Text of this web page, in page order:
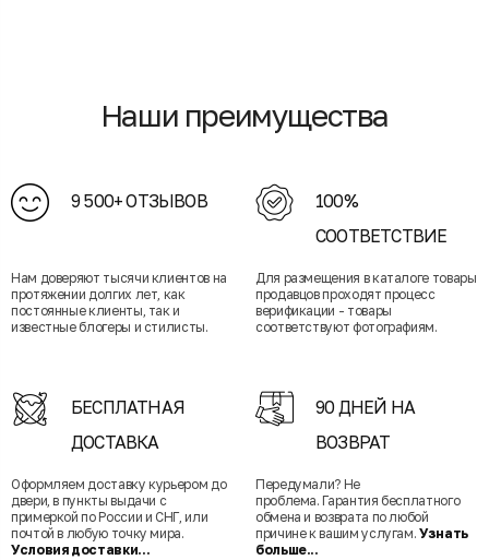
Наши преимущества
9 500+ ОТЗЫВОВ
Нам доверяют тысячи клиентов на
протяжении долгих лет, как
постоянные клиенты, так и
известные блогеры и стилисты.
100%
СООТВЕТСТВИЕ
Для размещения в каталоге товары
продавцов проходят процесс
верификации - товары
соответствуют фотографиям.
БЕСПЛАТНАЯ
ДОСТАВКА
Оформляем доставку курьером до
двери, в пункты выдачи с
примеркой по России и СНГ, или
почтой в любую точку мира.
Условия доставки...
90 ДНЕЙ НА
ВОЗВРАТ
Передумали? Не
проблема. Гарантия бесплатного
обмена и возврата по любой
причине к вашим услугам. Узнать
больше...